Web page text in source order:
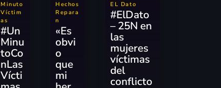
Minuto
Víctim
as
#Un
Minu
toCo
nLas
Vícti
Hechos
Repara
n
«Es
obvi
o
que
mi
EL Dato
#ElDato
– 25N en
las
mujeres
víctimas
del
conflicto